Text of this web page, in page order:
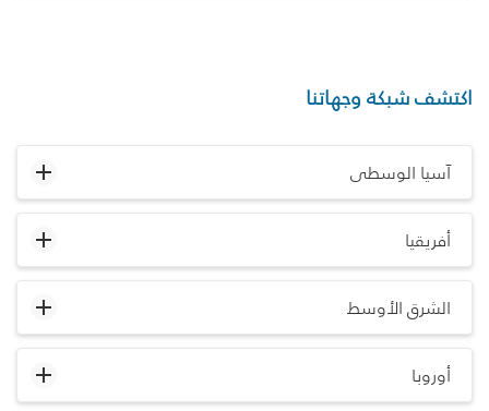
اكتشف شبكة وجهاتنا
آسيا الوسطى
أفريقيا
الشرق الأوسط
أوروبا